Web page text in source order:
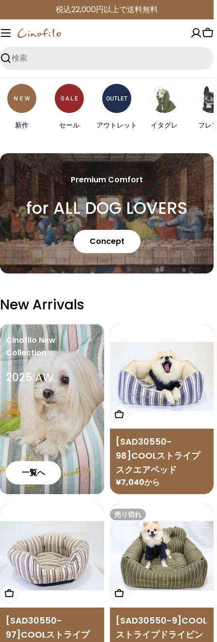
ン
テ
ツ
進
税込22,000円以上で送料無料
検
索
カ
新作 セール アウトレット イタグレ フレ
Premium Comfort
for ALL DOG LOVERS
Concept
New Arrivals
Cinofilo New
Collection
2025 AW
一覧へ
オプションを選択
[SAD30550-
98]COOLストライプ
スクエアベッド
通
常
価
格
¥7,040から
オプションを選択
[SAD30550-
97]COOLストライプ
売り切れ
オプションを選択
[SAD30550-9]COOL
ストライプドライビン